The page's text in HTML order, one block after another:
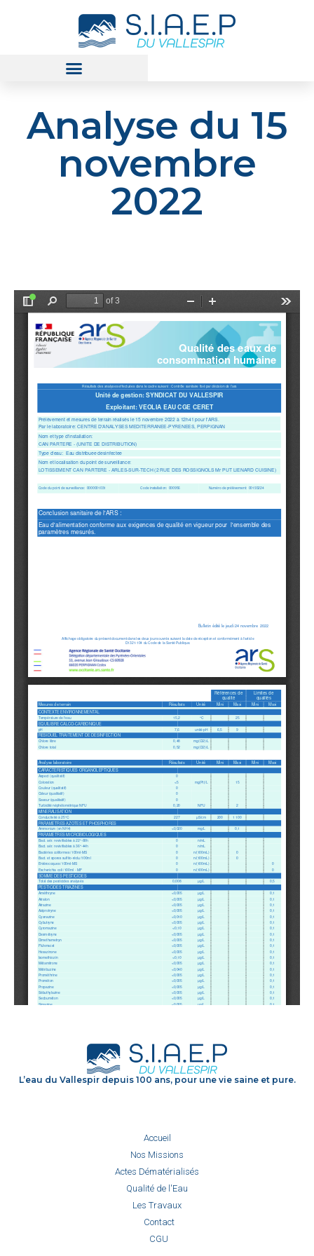
Analyse du 15
novembre
2022
L’eau du Vallespir depuis 100 ans, pour une vie saine et pure.
Accueil
Nos Missions
Actes Dématérialisés
Qualité de l'Eau
Les Travaux
Contact
CGU